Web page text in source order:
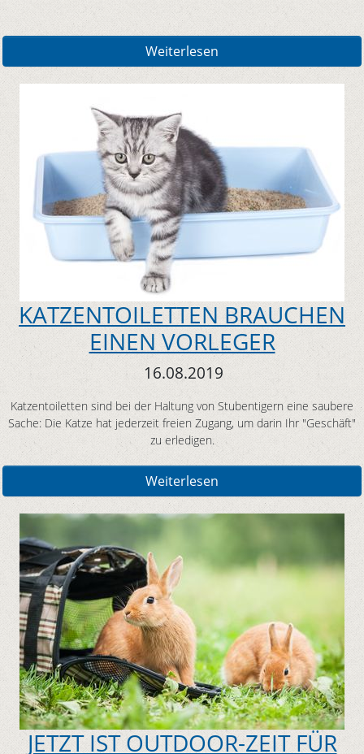
Weiterlesen
KATZENTOILETTEN BRAUCHEN
EINEN VORLEGER
16.08.2019
Katzentoiletten sind bei der Haltung von Stubentigern eine saubere
Sache: Die Katze hat jederzeit freien Zugang, um darin Ihr "Geschäft"
zu erledigen.
Weiterlesen
JETZT IST OUTDOOR-ZEIT FÜR